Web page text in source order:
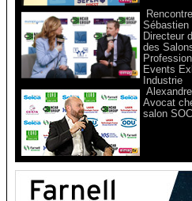
Sébastien
Directeur
des
Events
Industrie
Avocat
salon